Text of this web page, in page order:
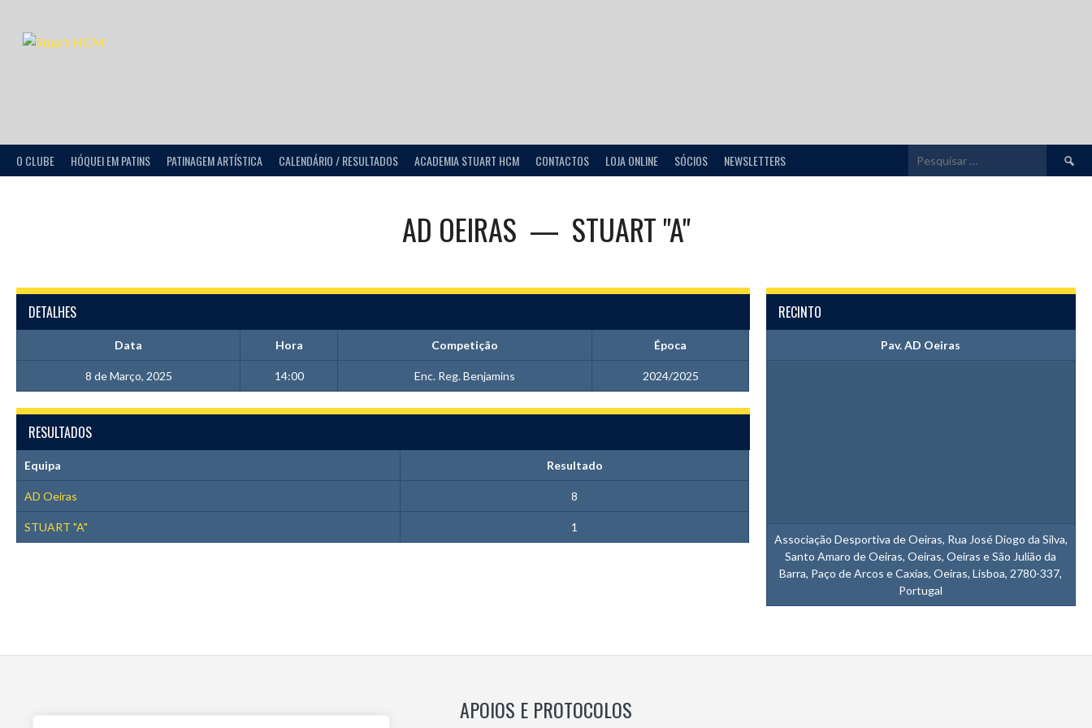
O CLUBE HÓQUEI EM PATINS PATINAGEM ARTÍSTICA CALENDÁRIO / RESULTADOS ACADEMIA STUART HCM CONTACTOS LOJA ONLINE SÓCIOS NEWSLETTERS
por:
AD OEIRAS — STUART "A"
DETALHES
Data Hora Competição Época
8 de Março, 2025 14:00 Enc. Reg. Benjamins 2024/2025
RECINTO
Pav. AD Oeiras
Associação Desportiva de Oeiras, Rua José Diogo da Silva,
Santo Amaro de Oeiras, Oeiras, Oeiras e São Julião da
Barra, Paço de Arcos e Caxias, Oeiras, Lisboa, 2780-337,
Portugal
RESULTADOS
Equipa Resultado
AD Oeiras 8
STUART "A" 1
APOIOS E PROTOCOLOS